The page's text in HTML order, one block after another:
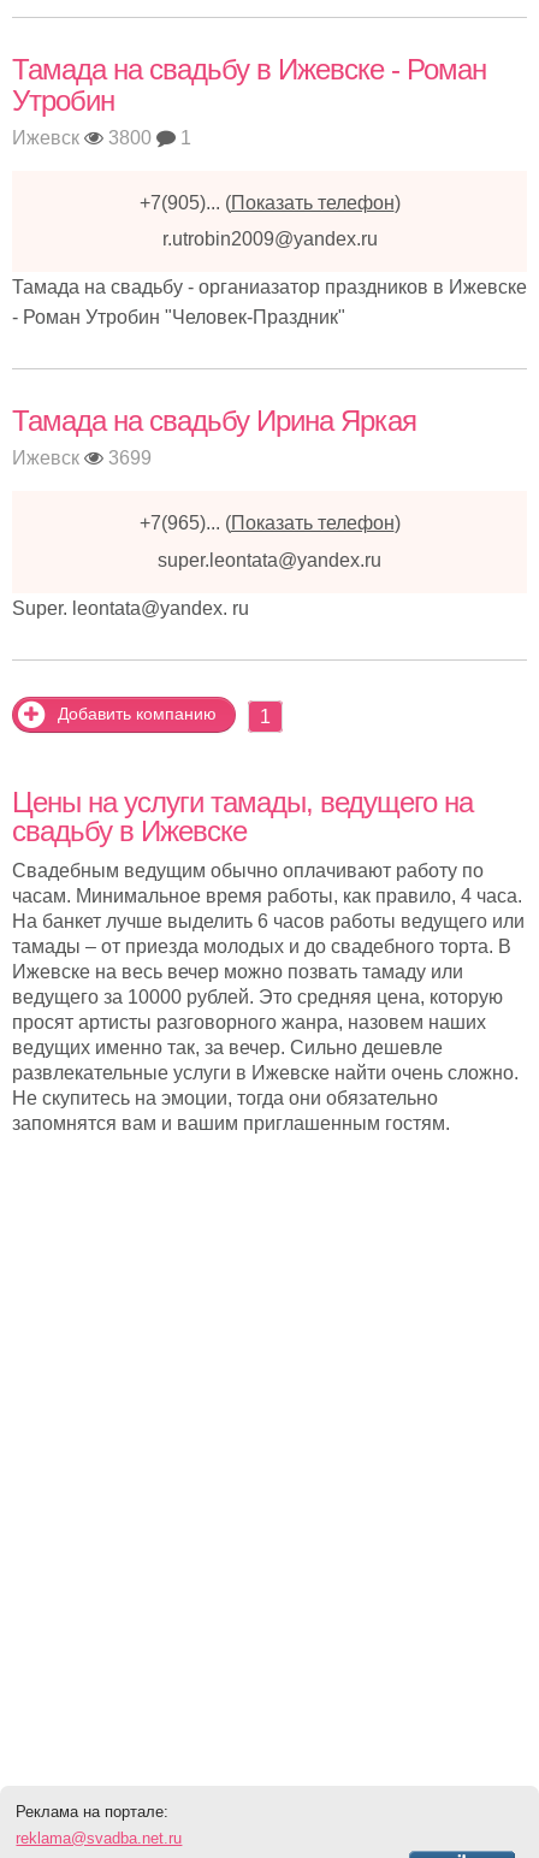
Тамада на свадьбу в Ижевске - Роман
Утробин
Ижевск 3800 1
+7(905)... (Показать телефон)
r.utrobin2009@yandex.ru
Тамада на свадьбу - органиазатор праздников в Ижевске
- Роман Утробин "Человек-Праздник"
Тамада на свадьбу Ирина Яркая
Ижевск 3699
+7(965)... (Показать телефон)
super.leontata@yandex.ru
Super. leontata@yandex. ru
Добавить компанию 1
Цены на услуги тамады, ведущего на
свадьбу в Ижевске
Свадебным ведущим обычно оплачивают работу по
часам. Минимальное время работы, как правило, 4 часа.
На банкет лучше выделить 6 часов работы ведущего или
тамады – от приезда молодых и до свадебного торта. В
Ижевске на весь вечер можно позвать тамаду или
ведущего за 10000 рублей. Это средняя цена, которую
просят артисты разговорного жанра, назовем наших
ведущих именно так, за вечер. Сильно дешевле
развлекательные услуги в Ижевске найти очень сложно.
Не скупитесь на эмоции, тогда они обязательно
запомнятся вам и вашим приглашенным гостям.
Реклама на портале:
reklama@svadba.net.ru